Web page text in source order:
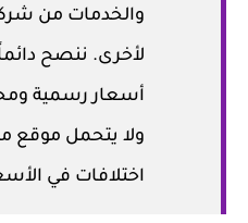
والخدمات من
لأخرى. ننصح
أسعار رسمية
ولا يتحمل موقع
اختلافات في